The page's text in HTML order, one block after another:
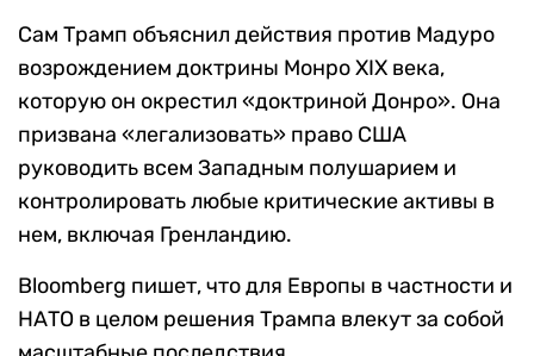
Сам Трамп объяснил действия против Мадуро
возрождением доктрины Монро XIX века,
которую он окрестил «доктриной Донро». Она
призвана «легализовать» право США
руководить всем Западным полушарием и
контролировать любые критические активы в
нем, включая Гренландию.
Bloomberg пишет, что для Европы в частности и
НАТО в целом решения Трампа влекут за собой